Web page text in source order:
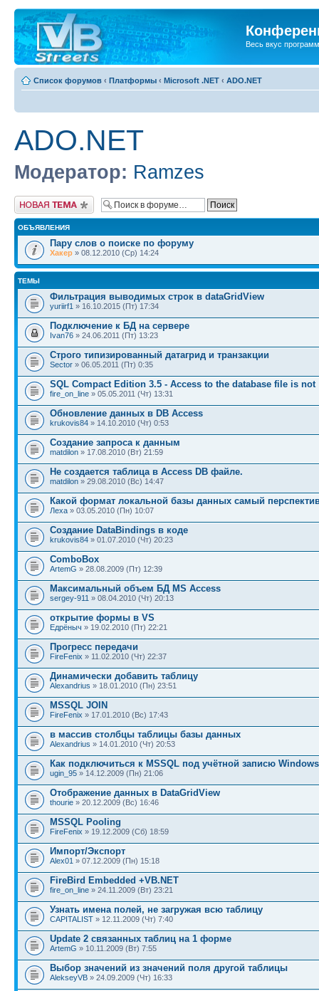
Весь вкус
Список форумов ‹ Платформы ‹ Microsoft .NET ‹ ADO.NET
ADO.NET
Модератор: Ramzes
Новая тема
ОБЪЯВЛЕНИЯ
Пару слов о поиске по форуму
Хакер » 08.12.2010 (Ср) 14:24
ТЕМЫ
Фильтрация выводимых строк в dataGridView
yuriirf1 » 16.10.2015 (Пт) 17:34
Подключение к БД на сервере
Ivan76 » 24.06.2011 (Пт) 13:23
Строго типизированный датагрид и транзакции
Sector » 06.05.2011 (Пт) 0:35
SQL Compact Edition 3.5 - Access to the database file is not
fire_on_line » 05.05.2011 (Чт) 13:31
Обновление данных в DB Access
krukovis84 » 14.10.2010 (Чт) 0:53
Создание запроса к данным
matdilon » 17.08.2010 (Вт) 21:59
Не создается таблица в Access DB файле.
matdilon » 29.08.2010 (Вс) 14:47
Какой формат локальной базы данных самый
Леха » 03.05.2010 (Пн) 10:07
Создание DataBindings в коде
krukovis84 » 01.07.2010 (Чт) 20:23
ComboBox
ArtemG » 28.08.2009 (Пт) 12:39
Максимальный объем БД MS Access
sergey-911 » 08.04.2010 (Чт) 20:13
открытие формы в VS
Едрёныч » 19.02.2010 (Пт) 22:21
Прогресс передачи
FireFenix » 11.02.2010 (Чт) 22:37
Динамически добавить таблицу
Alexandrius » 18.01.2010 (Пн) 23:51
MSSQL JOIN
FireFenix » 17.01.2010 (Вс) 17:43
в массив столбцы таблицы базы данных
Alexandrius » 14.01.2010 (Чт) 20:53
Как подключиться к MSSQL под учётной записю
ugin_95 » 14.12.2009 (Пн) 21:06
Отображение данных в DataGridView
thourie » 20.12.2009 (Вс) 16:46
MSSQL Pooling
FireFenix » 19.12.2009 (Сб) 18:59
Импорт/Экспорт
Alex01 » 07.12.2009 (Пн) 15:18
FireBird Embedded +VB.NET
fire_on_line » 24.11.2009 (Вт) 23:21
Узнать имена полей, не загружая всю таблицу
CAPITALIST » 12.11.2009 (Чт) 7:40
Update 2 связанных таблиц на 1 форме
ArtemG » 10.11.2009 (Вт) 7:55
Выбор значений из значений поля другой таблицы
AlekseyVB » 24.09.2009 (Чт) 16:33